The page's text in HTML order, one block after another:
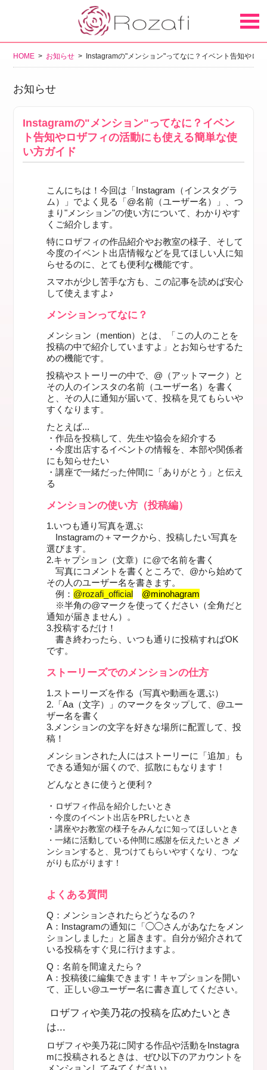
HOME > お知らせ > Instagramの"メンション"ってなに？イベント告知やロ
お知らせ
Instagramの"メンション"ってなに？イベン
ト告知やロザフィの活動にも使える簡単な使
い方ガイド
こんにちは！今回は「Instagram（インスタグラ
ム）」でよく見る「@名前（ユーザー名）」、つ
まり"メンション"の使い方について、わかりやす
くご紹介します。
特にロザフィの作品紹介やお教室の様子、そして
今度のイベント出店情報などを 見てほしい人に知
らせるのに、とても便利な機能です。
スマホが少し苦手な方も、この記事を読めば安心
して使えますよ♪
メンションってなに？
メンション（mention） とは、「この人のことを
投稿の中で紹介していますよ」と お知らせするた
めの機能です。
投稿やストーリーの中で、@（アットマーク）と
その人のインスタの名前（ユーザー名）を書く
と、 その人に通知が届いて
、投稿を見てもらいや
すくなります。
たとえば...
・作品を投稿して、先生や協会を紹介する
・今度出店するイベントの情報を、本部や関係者
にも知らせたい
・講座で一緒だった仲間に「ありがとう」と伝え
る
メンションの使い方（投稿編）
1.いつも通り写真を選ぶ
Instagramの＋マークから、投稿したい写真を
選びます。
2.キャプション（文章）に@で名前を書く
写真にコメントを書くところで、@から始めて
その人のユーザー名を書きます。
例： @rozafi_official
@minohagram
※半角の@マークを使ってください（全角だと
通知が届きません）。
3.投稿するだけ！
書き終わったら、いつも通りに投稿すればOK
です。
ストーリーズでのメンションの仕方
1.ストーリーズを作る（写真や動画を選ぶ）
2.「Aa（文字）」のマークをタップして、@ユー
ザー名を書く
3.メンションの文字を好きな場所に配置して、投
稿！
メンションされた人にはストーリーに「追加」も
できる通知が届くので、拡散にもなります！
どんなときに使うと便利？
・ ロザフィ作品を紹介したいとき
・今度のイベント出店をPRしたいとき
・講座やお教室の様子をみんなに知ってほしいとき
・一緒に活動している仲間に感謝を伝えたいとき メ
ンションすると、見つけてもらいやすくなり、つな
がりも広がります！
よくある質問
Q：メンションされたらどうなるの？
A：Instagramの通知に「◯◯さんがあなたをメン
ションしました」と届きます。自分が紹介されて
いる投稿をすぐ見に行けますよ。
Q：名前を間違えたら？
A：投稿後に編集できます！キャプションを開い
て、正しい@ユーザー名に書き直してください。
ロザフィや美乃花の投稿を広めたいとき
は...
ロザフィや美乃花に関する作品や活動をInstagra
mに投稿されるときは、ぜひ以下のアカウントを
メンションしてみてください♪